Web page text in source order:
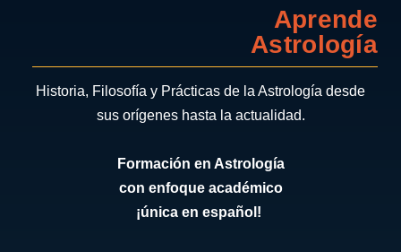
Aprende
Astrología
Historia, Filosofía y Prácticas de la Astrología desde
sus orígenes hasta la actualidad.
Formación en Astrología
con enfoque académico
¡única en español!